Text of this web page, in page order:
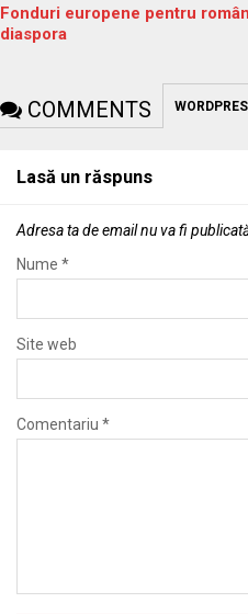
Fonduri europene pentru
diaspora
COMMENTS
Lasă un răspuns
Adresa ta de email nu va fi
Nume *
Site web
Comentariu *